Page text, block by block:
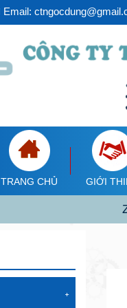
Email:
TRANG CHỦ GIỚI